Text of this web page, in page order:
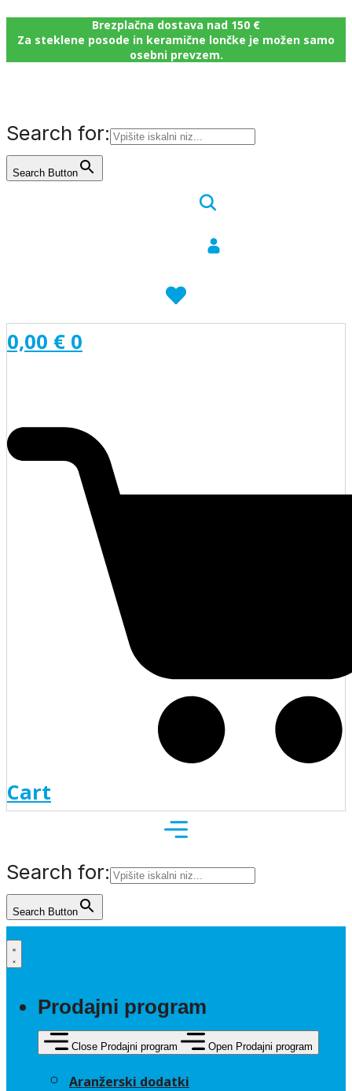
Brezplačna dostava nad 150 €
Za steklene posode in keramične lončke je možen samo
osebni prevzem.
Search for:
Search Button
0,00 € 0
Cart
Search for:
Search Button
Prodajni program
Close Prodajni program Open Prodajni program
Aranžerski dodatki